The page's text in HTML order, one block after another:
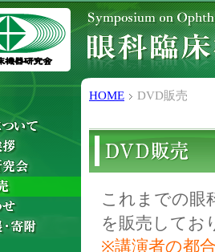
HOME DVD販売
これまでの眼
を販売してお
※講演者の都